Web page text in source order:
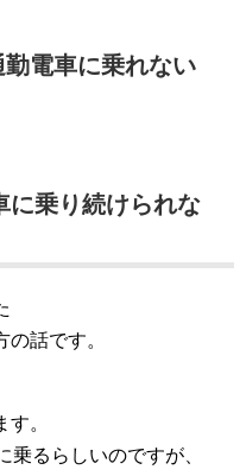
勤電車に乗れない
に乗り続けられな
話です。
。
るらしいのですが、